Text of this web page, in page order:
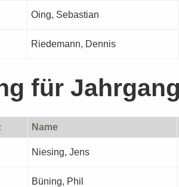
Oing, Sebastian
Riedemann, Dennis
für
Name
Niesing, Jens
Büning, Phil